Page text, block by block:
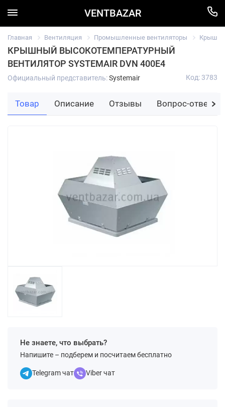
VENTBAZAR
Главная Вентиляция Промышленные вентиляторы
КРЫШНЫЙ ВЫСОКОТЕМПЕРАТУРНЫЙ
ВЕНТИЛЯТОР SYSTEMAIR DVN 400E4
Официальный представитель:Systemair Код: 3783
Не знаете, что выбрать?
Напишите – подберем и посчитаем бесплатно
Telegram чат Viber чат
Товар Описание Отзывы Вопрос-ответ